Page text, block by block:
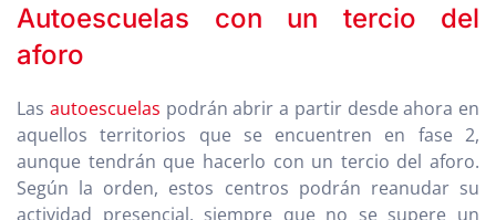
Autoescuelas con un tercio del
aforo
Las autoescuelas podrán abrir a partir desde ahora en
aquellos territorios que se encuentren en fase 2,
aunque tendrán que hacerlo con un tercio del aforo.
Según la orden, estos centros podrán reanudar su
actividad presencial, siempre que no se supere un